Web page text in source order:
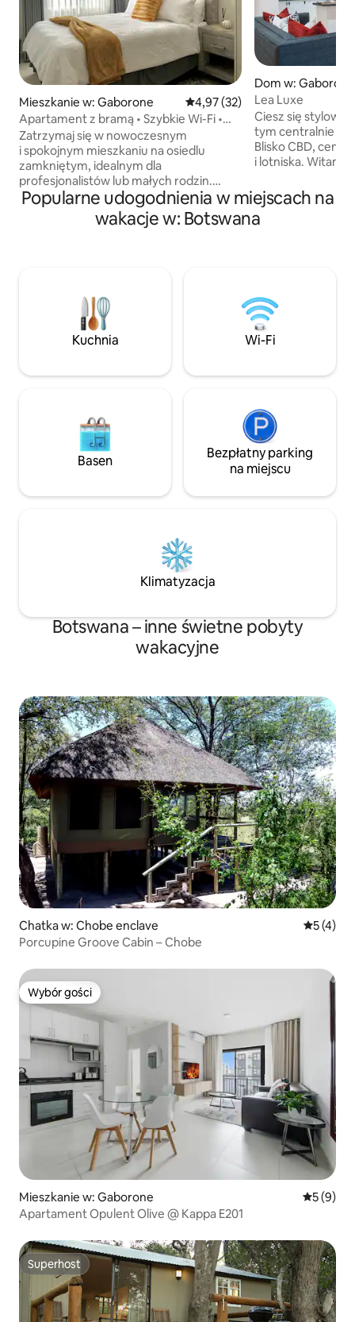
Mieszkanie w: Gaborone Średnia ocena: 4,97 na 5,
4,97 (32)
Apartament z bramą • Szybkie Wi-Fi •
Miejsce pracy • 2 min do centrum
handlowego
Zatrzymaj się w nowoczesnym
i spokojnym mieszkaniu na osiedlu
zamkniętym, idealnym dla
profesjonalistów lub małych rodzin.
Najważniejsze cechy to: ✔ Samodzielne
zameldowanie: przyjedź, kiedy chcesz,
i skorzystaj z łatwego samodzielnego
biznesowych, centrów handlowych
i świetnych restauracji. ✔ Komfort
i wygoda: ciesz się bezproblemowym
pobytem dzięki wejściu bez klucza,
szybkiemu i niezawodnemu Wi-Fi
Dom w: Gaborone
Lea Luxe
Ciesz się
tym centralnie
Blisko CBD,
i lotniska. Witamy w naszym domu
dom oferuje
i wygodę.
minut od CBD,
i spokojną atmosferę. 5 min
centrów
15 minut do
telewizor Smart
Popularne udogodnienia w miejscach na
wakacje w: Botswana
Kuchnia Wi-Fi
Basen
Bezpłatny parking
na miejscu
Klimatyzacja
Botswana – inne świetne pobyty
wakacyjne
Chatka w: Chobe enclave Średnia
5 (4)
Porcupine Groove Cabin – Chobe
Wybór gości
Wybór gości
Mieszkanie w: Gaborone Średnia
5 (9)
Apartament Opulent Olive @ Kappa E201
Superhost
Superhost